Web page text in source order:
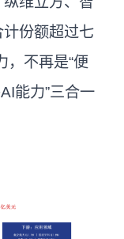
份额超过七
，不再是“便
能力”三合一